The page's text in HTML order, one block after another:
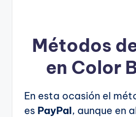
Métodos
en Color
En esta ocasión el
es PayPal, aunque en